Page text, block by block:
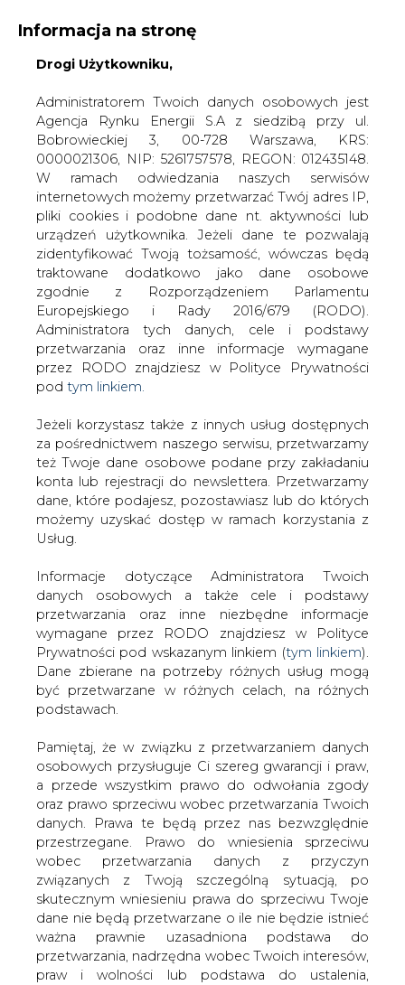
KONTAKT:
WYDAWCA PORTALU:
WYSOKI KONTRAST WIELKOŚĆ TEKSTU A A
ZALOGUJ SIĘ
WŁĄCZ CIRE.TV
Informacja na stronę
Drogi Użytkowniku,
Administratorem Twoich danych osobowych jest
Agencja Rynku Energii S.A z siedzibą przy ul.
Bobrowieckiej 3, 00-728 Warszawa, KRS:
0000021306, NIP: 5261757578, REGON: 012435148.
W ramach odwiedzania naszych serwisów
internetowych możemy przetwarzać Twój adres IP,
pliki cookies i podobne dane nt. aktywności lub
urządzeń użytkownika. Jeżeli dane te pozwalają
zidentyfikować Twoją tożsamość, wówczas będą
traktowane dodatkowo jako dane osobowe
zgodnie z Rozporządzeniem Parlamentu
Europejskiego i Rady 2016/679 (RODO).
Administratora tych danych, cele i podstawy
przetwarzania oraz inne informacje wymagane
przez RODO znajdziesz w Polityce Prywatności
pod tym linkiem.
Jeżeli korzystasz także z innych usług dostępnych
za pośrednictwem naszego serwisu, przetwarzamy
też Twoje dane osobowe podane przy zakładaniu
konta lub rejestracji do newslettera. Przetwarzamy
dane, które podajesz, pozostawiasz lub do których
możemy uzyskać dostęp w ramach korzystania z
Usług.
Informacje dotyczące Administratora Twoich
danych osobowych a także cele i podstawy
przetwarzania oraz inne niezbędne informacje
wymagane przez RODO znajdziesz w Polityce
Prywatności pod wskazanym linkiem (tym linkiem).
Dane zbierane na potrzeby różnych usług mogą
być przetwarzane w różnych celach, na różnych
podstawach.
Pamiętaj, że w związku z przetwarzaniem danych
osobowych przysługuje Ci szereg gwarancji i praw,
a przede wszystkim prawo do odwołania zgody
oraz prawo sprzeciwu wobec przetwarzania Twoich
danych. Prawa te będą przez nas bezwzględnie
przestrzegane. Prawo do wniesienia sprzeciwu
wobec przetwarzania danych z przyczyn
związanych z Twoją szczególną sytuacją, po
skutecznym wniesieniu prawa do sprzeciwu Twoje
dane nie będą przetwarzane o ile nie będzie istnieć
ważna prawnie uzasadniona podstawa do
przetwarzania, nadrzędna wobec Twoich interesów,
praw i wolności lub podstawa do ustalenia,
Strona główna
SERWIS INFORMACYJNY CIRE
ME: w Polsce działa ponad 106 tys. mikroinstalacji
OZE
drukuj
skomentuj
udostępnij
ME: w Polsce działa ponad 106 tys.
mikroinstalacji OZE